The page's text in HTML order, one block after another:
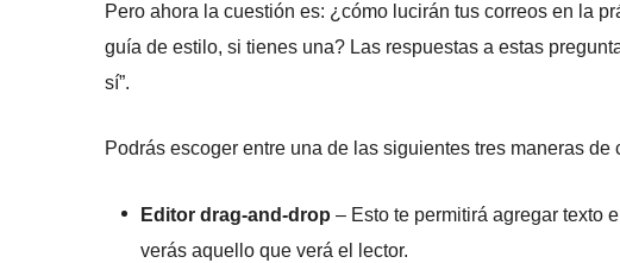
Pero ahora la cuestión es: ¿cómo lucirán tus correos en la
guía de estilo, si tienes una? Las respuestas a estas
sí”.
Podrás escoger entre una de las siguientes tres maneras de
Editor drag-and-drop – Esto te permitirá agregar texto
verás aquello que verá el lector.